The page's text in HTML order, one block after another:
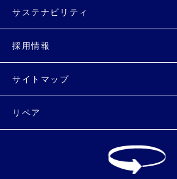
サステナビリティ
採用情報
サイトマップ
リペア